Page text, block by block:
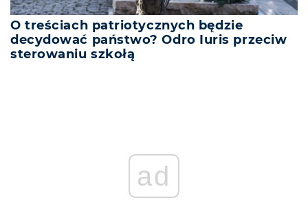
O treściach patriotycznych będzie
decydować państwo? Odro Iuris przeciw
sterowaniu szkołą
ad